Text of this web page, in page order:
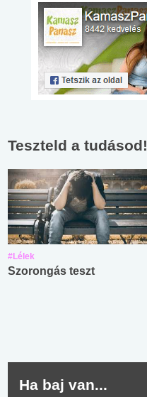
Teszteld a tudásod!
#Lélek
Szorongás teszt
Ha baj van...